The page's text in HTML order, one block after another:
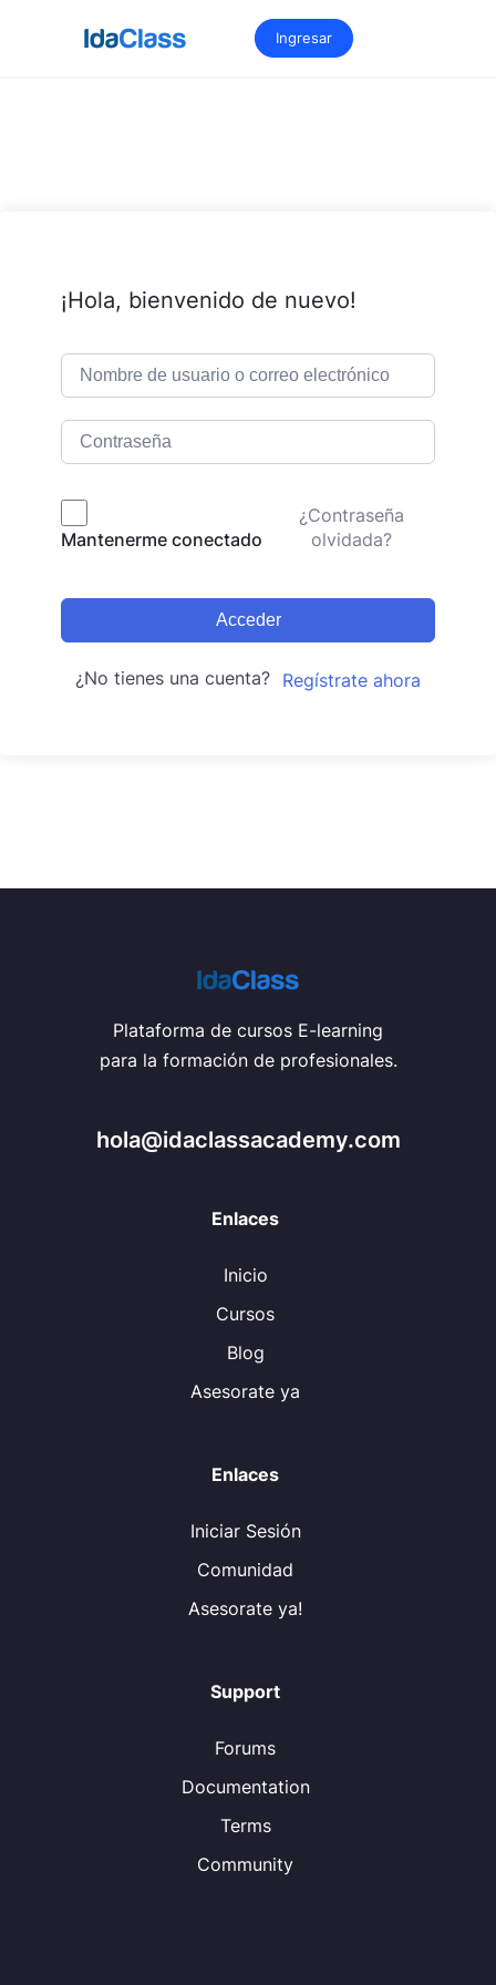
Ingresar
¡Hola, bienvenido de nuevo!
Mantenerme conectado
¿Contraseña
olvidada?
Acceder
¿No tienes una cuenta? Regístrate ahora
Plataforma de cursos E-learning
para la formación de profesionales.
hola@idaclassacademy.com
Enlaces
Inicio
Cursos
Blog
Asesorate ya
Enlaces
Iniciar Sesión
Comunidad
Asesorate ya!
Support
Forums
Documentation
Terms
Community